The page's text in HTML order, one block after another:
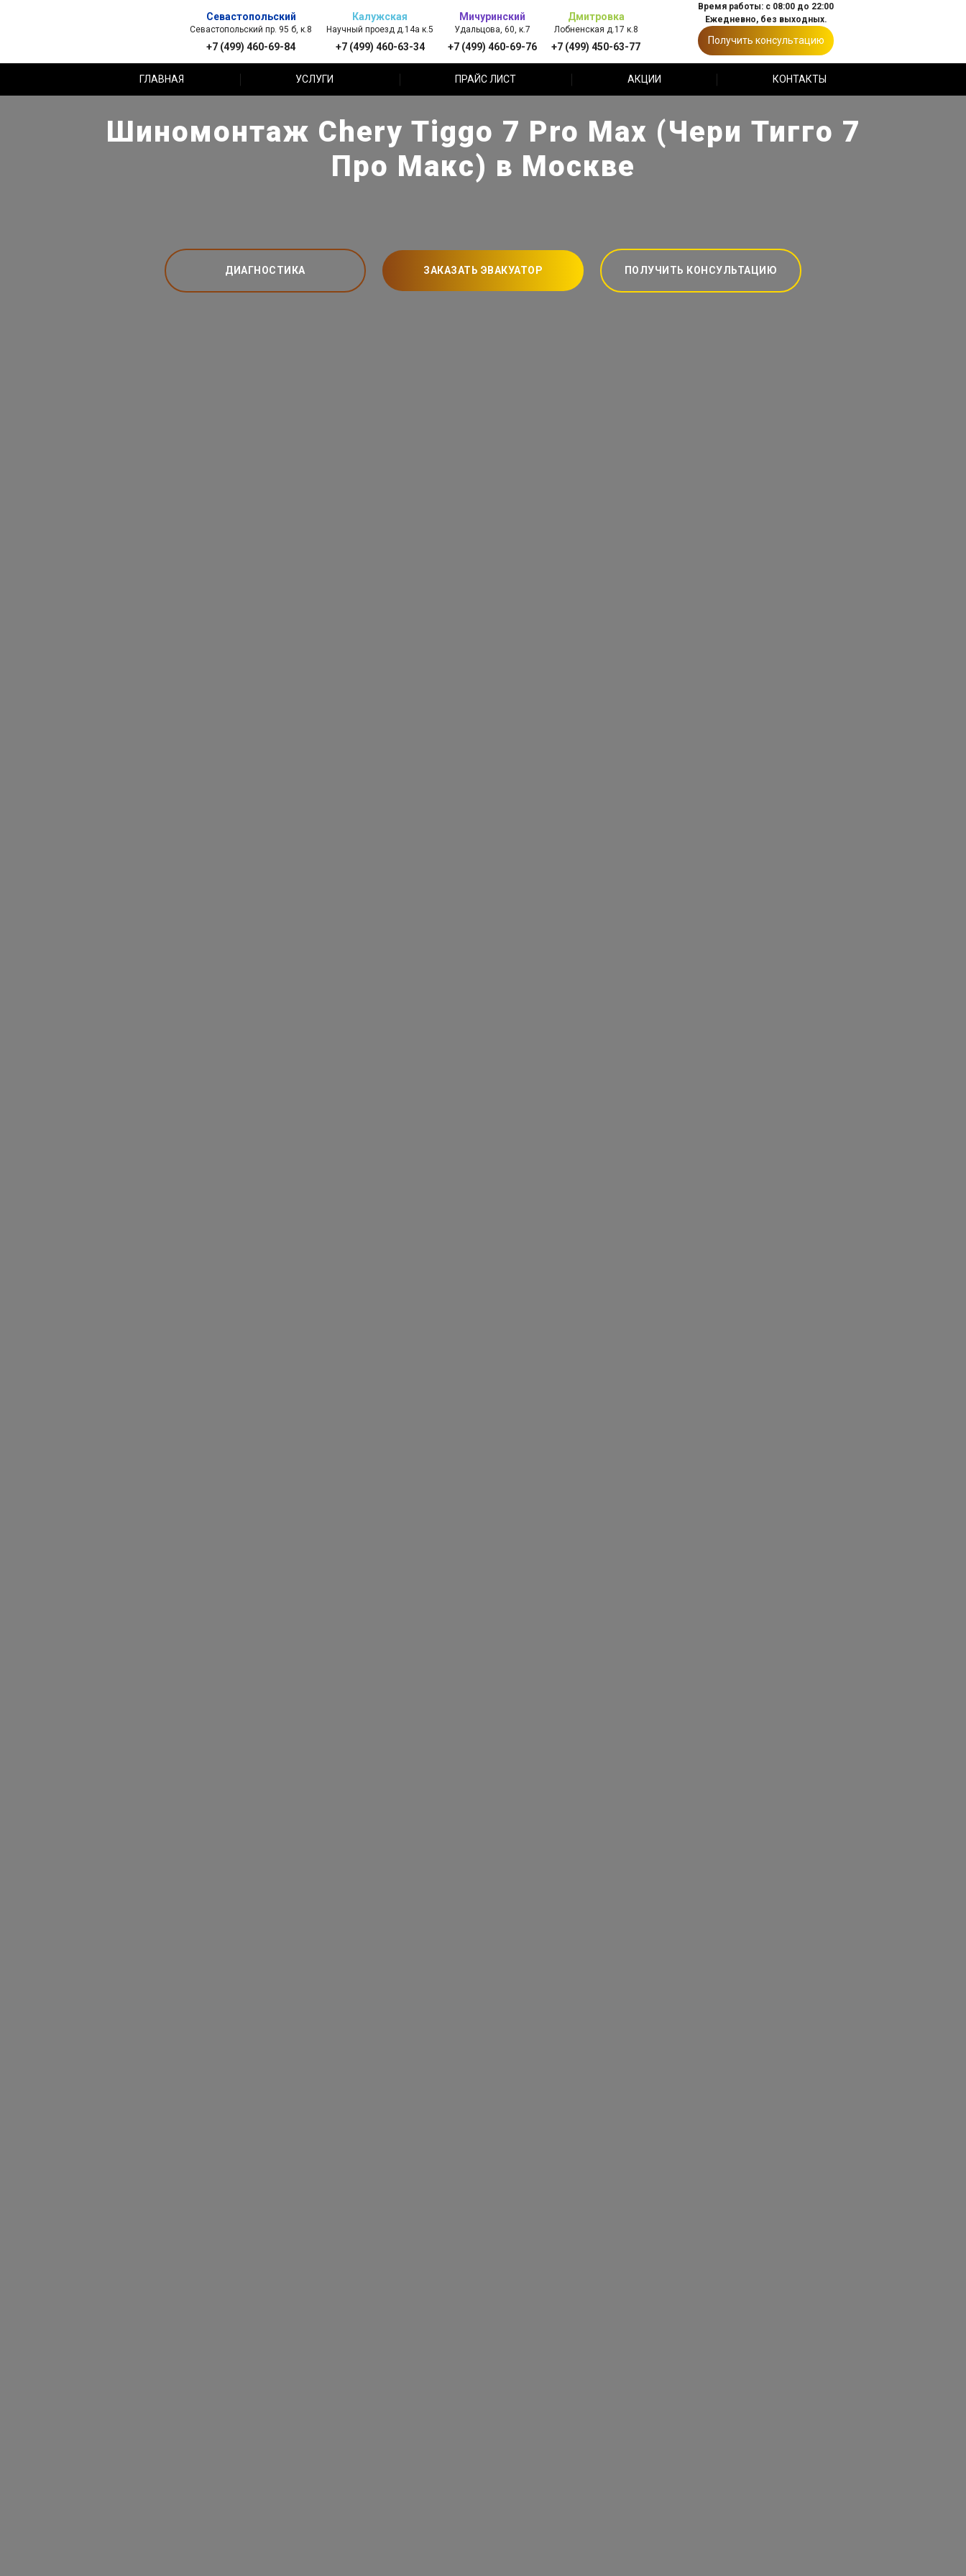
Севастопольский
Севастопольский пр. 95 б, к.8
+7 (499) 460-69-84
Калужская
Научный проезд д.14а к.5
+7 (499) 460-63-34
Мичуринский
Удальцова, 60, к.7
+7 (499) 460-69-76
Дмитровка
Лобненская д.17 к.8
+7 (499) 450-63-77
Время работы: с 08:00 до 22:00
Ежедневно, без выходных.
Получить консультацию
ГЛАВНАЯ УСЛУГИ ПРАЙС ЛИСТ АКЦИИ КОНТАКТЫ
Шиномонтаж Chery Tiggo 7 Pro Max (Чери Тигго 7
Про Макс) в Москве
ДИАГНОСТИКА ЗАКАЗАТЬ ЭВАКУАТОР ПОЛУЧИТЬ КОНСУЛЬТАЦИЮ